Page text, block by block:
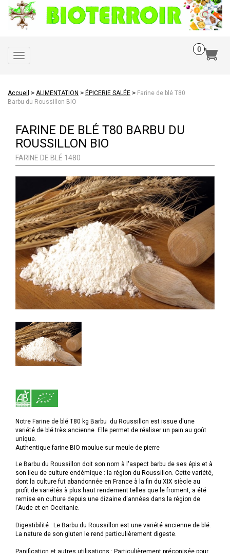
Toggle
navigation
Accueil > ALIMENTATION > ÉPICERIE SALÉE > Farine de blé T80
Barbu du Roussillon BIO
FARINE DE BLÉ T80 BARBU DU
ROUSSILLON BIO
FARINE DE BLÉ 1480
Notre Farine de blé T80 kg Barbu du Roussillon est issue d'une
variété de blé très ancienne. Elle permet de réaliser un pain au goût
unique.
Authentique farine BIO moulue sur meule de pierre
Le Barbu du Roussillon doit son nom à l'aspect barbu de ses épis et à
son lieu de culture endémique : la région du Roussillon. Cette variété,
dont la culture fut abandonnée en France à la fin du XIX siècle au
profit de variétés à plus haut rendement telles que le froment, a été
remise en culture depuis une dizaine d'années dans la région de
l'Aude et en Occitanie.
Digestibilité : Le Barbu du Roussillon est une variété ancienne de blé.
La nature de son gluten le rend particulièrement digeste.